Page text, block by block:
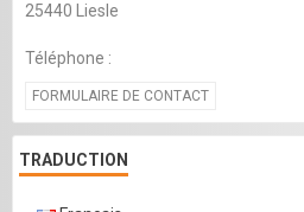
25440 Liesle
Téléphone :
FORMULAIRE DE CONTACT
TRADUCTION